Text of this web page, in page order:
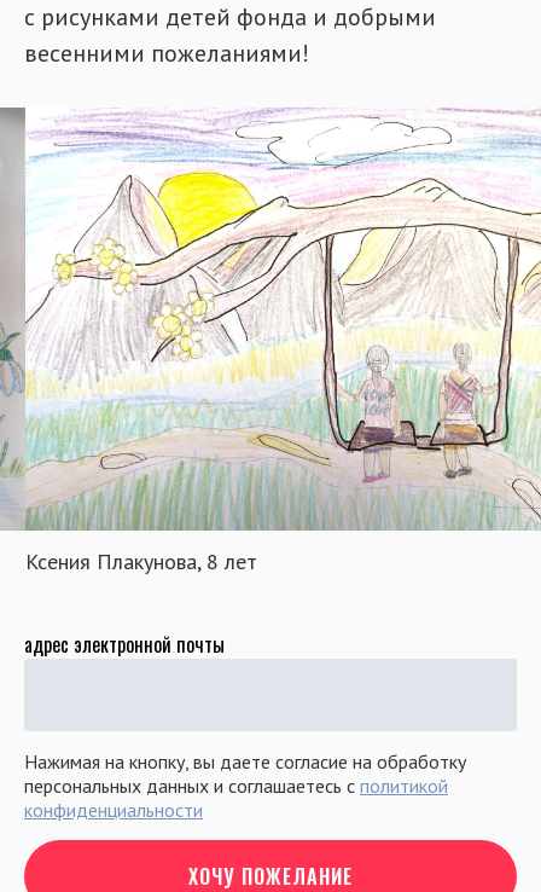
с рисунками детей фонда и добрыми
весенними пожеланиями!
Ксения Плакунова, 8 лет
адрес электронной почты
Нажимая на кнопку, вы даете согласие на обработку
персональных данных и соглашаетесь c политикой
конфиденциальности
ХОЧУ ПОЖЕЛАНИЕ